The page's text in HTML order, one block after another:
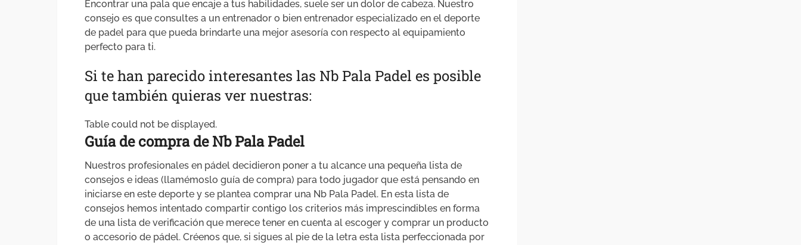
Encontrar una pala que encaje a tus habilidades, suele ser un dolor de cabeza. Nuestro
consejo es que consultes a un entrenador o bien entrenador especializado en el deporte
de padel para que pueda brindarte una mejor asesoría con respecto al equipamiento
perfecto para ti.
Si te han parecido interesantes las Nb Pala Padel es posible
que también quieras ver nuestras:
Table could not be displayed.
Guía de compra de Nb Pala Padel
Nuestros profesionales en pádel decidieron poner a tu alcance una pequeña lista de
consejos e ideas (llamémoslo guía de compra) para todo jugador que está pensando en
iniciarse en este deporte y se plantea comprar una Nb Pala Padel. En esta lista de
consejos hemos intentado compartir contigo los criterios más imprescindibles en forma
de una lista de verificación que merece tener en cuenta al escoger y comprar un producto
o accesorio de pádel. Créenos que, si sigues al pie de la letra esta lista perfeccionada por